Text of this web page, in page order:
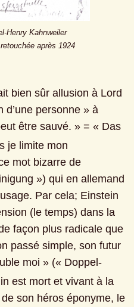
Henry Kahnweiler
après 1924
bien sûr allusion à Lord
d’une personne » à
être sauvé. » = « Das
je limite mon
mot bizarre de
») qui en allemand
Par cela; Einstein
(le temps) dans la
façon plus radicale que
passé simple, son futur
moi » (« Doppel-
est mort et vivant à la
son héros éponyme, le